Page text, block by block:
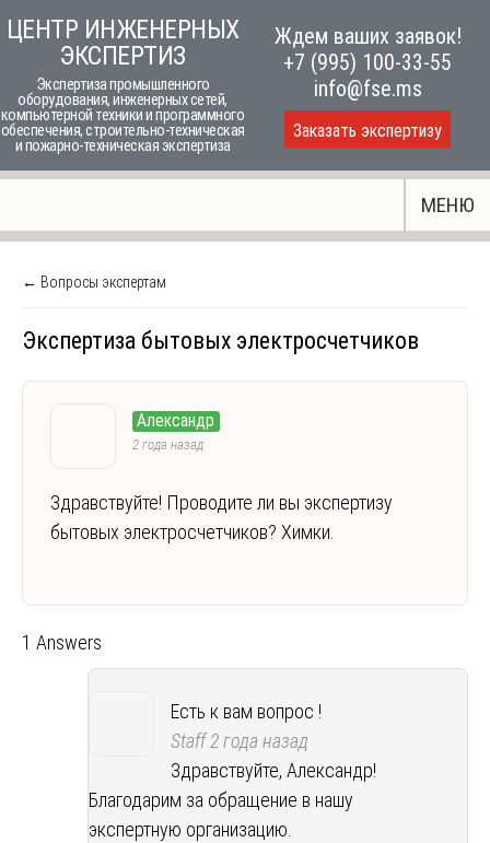
to
content
ЦЕНТР ИНЖЕНЕРНЫХ
ЭКСПЕРТИЗ
Экспертиза промышленного
оборудования, инженерных сетей,
компьютерной техники и программного
обеспечения, строительно-техническая
и пожарно-техническая экспертиза
Ждем ваших заявок!
+7 (995) 100-33-55
info@fse.ms
Заказать экспертизу
МЕНЮ
← Вопросы экспертам
Экспертиза бытовых электросчетчиков
Александр
2 года назад
Здравствуйте! Проводите ли вы экспертизу
бытовых электросчетчиков? Химки.
1 Answers
Есть к вам вопрос !
Staff2 года назад
Здравствуйте, Александр!
Благодарим за обращение в нашу
экспертную организацию.